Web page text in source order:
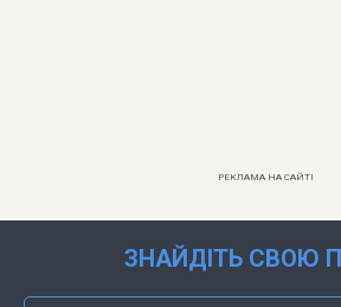
РЕКЛАМА НА САЙТІ
ЗНАЙДІТЬ СВОЮ